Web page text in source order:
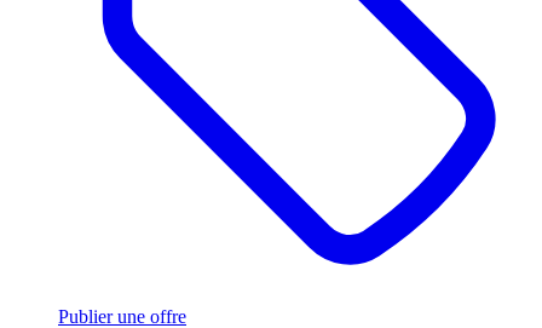
Publier une offre